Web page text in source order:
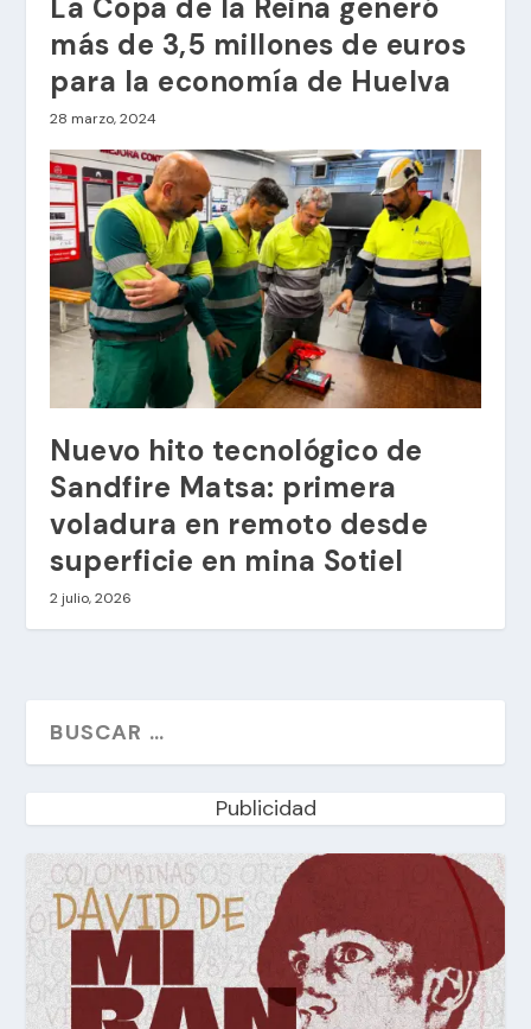
La Copa de la Reina generó
más de 3,5 millones de euros
para la economía de Huelva
28 marzo, 2024
Nuevo hito tecnológico de
Sandfire Matsa: primera
voladura en remoto desde
superficie en mina Sotiel
2 julio, 2026
Publicidad